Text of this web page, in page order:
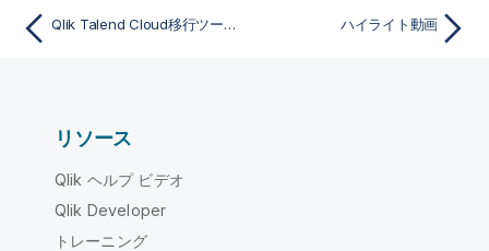
Qlik Talend Cloud移行ツールキット ハイライト動画
リソース
Qlik ヘルプ ビデオ
Qlik Developer
トレーニング